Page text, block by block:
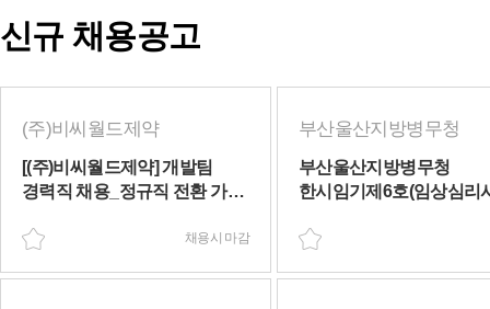
신규 채용공고
(주)비씨월드제약
[(주)비씨월드제약] 개발팀
경력직 채용_정규직 전환 가능
채용시 마감
부산울산지방병무청
부산울산지방병무청
한시임기제6호(임상심리